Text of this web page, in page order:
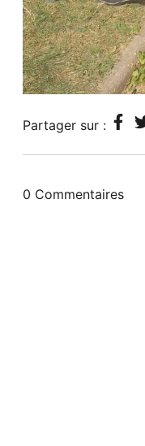
Partager sur :
0 Commentaires